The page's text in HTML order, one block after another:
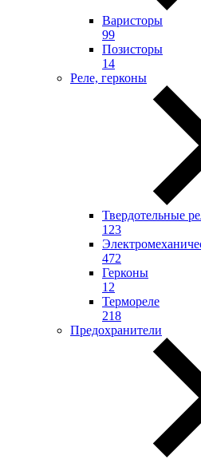
Варисторы
99
Позисторы
14
Реле, герконы
Твердотельные
123
472
Герконы
12
Термореле
218
Предохранители